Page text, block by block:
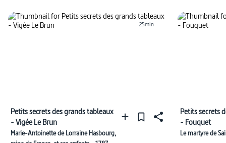
25min
Petits secrets des grands tableaux
- Vigée Le Brun
Marie-Antoinette de Lorraine Hasbourg,
Petits secrets
- Fouquet
Le martyre de